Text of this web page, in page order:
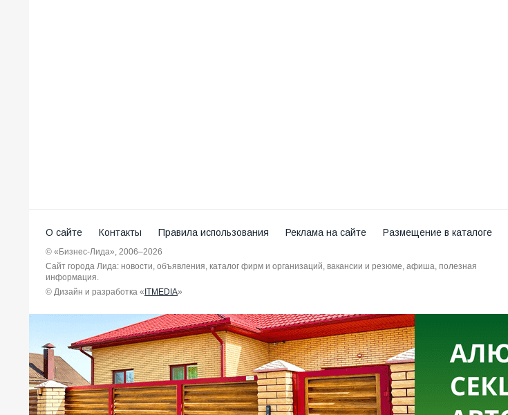
О сайте Контакты Правила использования Реклама на сайте Размещение в каталоге
© «Бизнес-Лида», 2006–2026
Сайт города Лида: новости, объявления, каталог фирм и организаций, вакансии и резюме, афиша, полезная
информация.
© Дизайн и разработка «ITMEDIA»